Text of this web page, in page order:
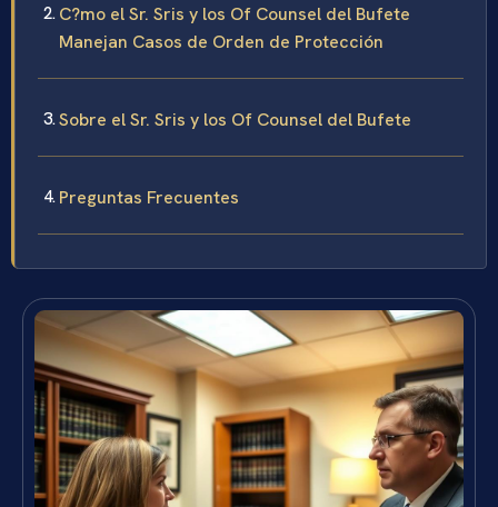
C?mo el Sr. Sris y los Of Counsel del Bufete
Manejan Casos de Orden de Protección
Sobre el Sr. Sris y los Of Counsel del Bufete
Preguntas Frecuentes